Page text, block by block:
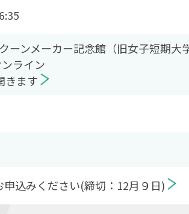
ーンメーカー記念館（旧女子短期大
ライン
きます
込みください(締切：12月９日)